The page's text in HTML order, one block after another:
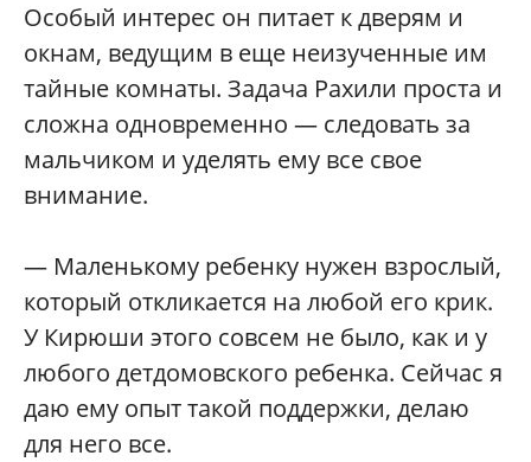
Особый интерес он питает к дверям и
окнам, ведущим в еще неизученные им
тайные комнаты. Задача Рахили проста и
сложна одновременно — следовать за
мальчиком и уделять ему все свое
внимание.
— Маленькому ребенку нужен взрослый,
который откликается на любой его крик.
У Кирюши этого совсем не было, как и у
любого детдомовского ребенка. Сейчас я
даю ему опыт такой поддержки, делаю
для него все.